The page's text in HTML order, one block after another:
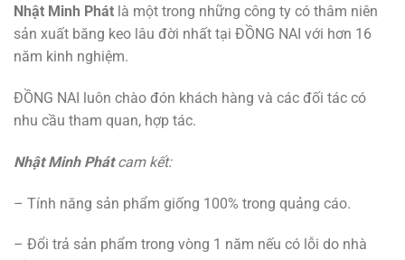
Nhật Minh Phát là một trong những công ty có thâm niên
sản xuất băng keo lâu đời nhất tại ĐỒNG NAI với hơn 16
năm kinh nghiệm.
ĐỒNG NAI luôn chào đón khách hàng và các đối tác có
nhu cầu tham quan, hợp tác.
Nhật Minh Phátcam kết:
– Tính năng sản phẩm giống 100% trong quảng cáo.
– Đổi trả sản phẩm trong vòng 1 năm nếu có lỗi do nhà